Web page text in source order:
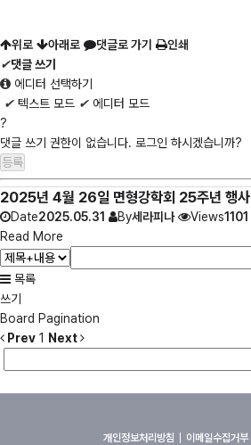
위로 아래로 댓글로 가기
인쇄
✔댓글 쓰기
에디터 선택하기
✔ 텍스트 모드 ✔ 에디터 모드
?
댓글 쓰기 권한이 없습니다. 로그인 하시겠습니까?
2025년 4월 26일 면형강학회 25주년 행사
Date2025.05.31 By세라피나 Views1101
Read More
목록
쓰기
Board Pagination
Prev 1
Next
개인정보처리방침 이메일수집거부